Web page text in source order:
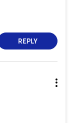
REPLY